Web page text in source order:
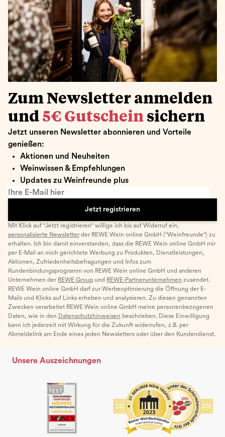
Zum Newsletter anmelden
und 5€ Gutschein sichern
Jetzt unseren Newsletter abonnieren und Vorteile
genießen:
Aktionen und Neuheiten
Weinwissen & Empfehlungen
Updates zu Weinfreunde plus
Ihre E-Mail hier
Jetzt registrieren
Mit Klick auf "Jetzt registrieren" willige ich bis auf Widerruf ein,
personalisierte Newsletter der REWE Wein online GmbH ("Weinfreunde") zu
erhalten. Ich bin damit einverstanden, dass die REWE Wein online GmbH mir
per E-Mail an mich gerichtete Werbung zu Produkten, Dienstleistungen,
Aktionen, Zufriedenheitsbefragungen und Infos zum
Kundenbindungsprogramm von REWE Wein online GmbH und anderen
Unternehmen der REWE Group und REWE-Partnerunternehmen zusendet.
REWE Wein online GmbH darf zur Werbeoptimierung die Öffnung der E-
Mails und Klicks auf Links erheben und analysieren. Zu diesen genannten
Zwecken verarbeitet REWE Wein online GmbH meine personenbezogenen
Daten, wie in den Datenschutzhinweisen beschrieben. Diese Einwilligung
kann ich jederzeit mit Wirkung für die Zukunft widerrufen, z.B. per
Abmeldelink am Ende eines jeden Newsletters oder über den Kundendienst.
Unsere Auszeichnungen